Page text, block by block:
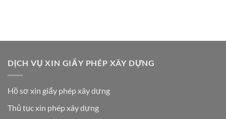
DỊCH VỤ XIN GIẤY PHÉP XÂY DỰNG
Hồ sơ xin giấy phép xây dựng
Thủ tục xin phép xây dựng